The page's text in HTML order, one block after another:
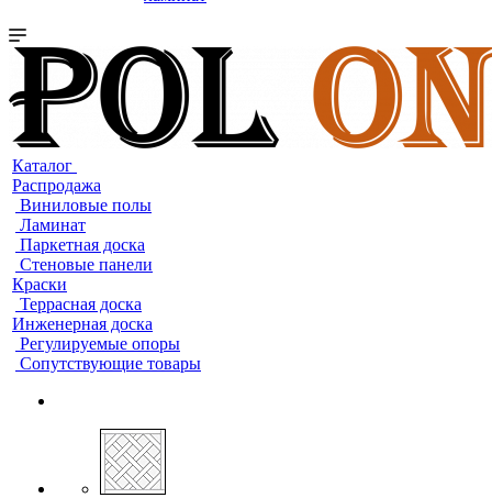
Каталог
Распродажа
Виниловые полы
Ламинат
Паркетная доска
Стеновые панели
Краски
Террасная доска
Инженерная доска
Регулируемые опоры
Сопутствующие товары